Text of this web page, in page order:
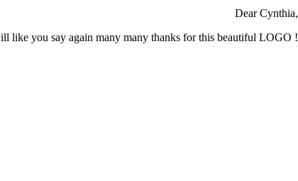
Dear Cynthia,
like you say again many many thanks for this beautiful LOGO